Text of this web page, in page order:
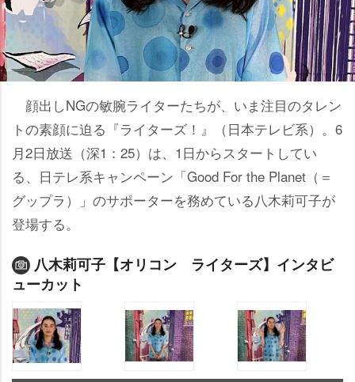
顔出しNGの敏腕ライターたちが、いま注目のタレン
トの素顔に迫る『ライターズ！』（日本テレビ系）。6
月2日放送（深1：25）は、1日からスタートしてい
る、日テレ系キャンペーン「Good For the Planet（＝
グップラ）」のサポーターを務めている八木莉可子が
登場する。
八木莉可子【オリコン ライターズ】インタビ
ューカット